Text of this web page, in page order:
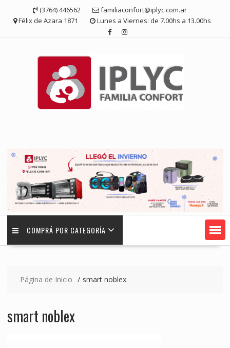
contenido
(3764) 446562
familiaconfort@iplyc.com.ar
Félix de Azara 1871
Lunes a Viernes: de 7.00hs a 13.00hs
COMPRÁ POR CATEGORÍA
Página de Inicio smart noblex
smart noblex